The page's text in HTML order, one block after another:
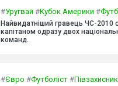
#Уругвай #Кубок Америки #
Найвидатніший гравець ЧС-2010
капітаном одразу двох
команд.
#Євро #Футболіст #Півзахисник